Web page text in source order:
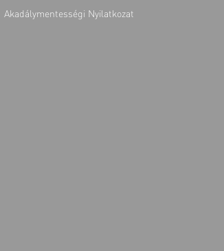
Akadálymentességi Nyilatkozat